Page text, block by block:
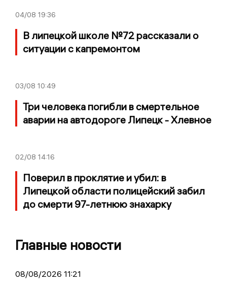
04/08 19:36
В липецкой школе №72 рассказали о
ситуации с капремонтом
03/08 10:49
Три человека погибли в смертельное
аварии на автодороге Липецк - Хлевное
02/08 14:16
Поверил в проклятие и убил: в
Липецкой области полицейский забил
до смерти 97-летнюю знахарку
Главные новости
08/08/2026 11:21